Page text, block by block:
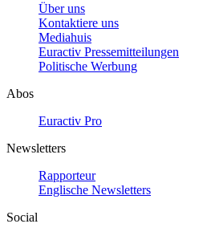
Über uns
Kontaktiere uns
Mediahuis
Euractiv Pressemitteilungen
Politische Werbung
Abos
Euractiv Pro
Newsletters
Rapporteur
Englische Newsletters
Social